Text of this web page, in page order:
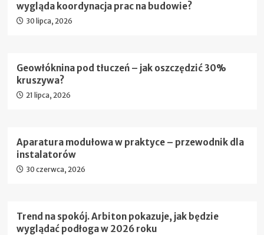
wygląda koordynacja prac na budowie?
30 lipca, 2026
Geowłóknina pod tłuczeń – jak oszczędzić 30%
kruszywa?
21 lipca, 2026
Aparatura modułowa w praktyce – przewodnik dla
instalatorów
30 czerwca, 2026
Trend na spokój. Arbiton pokazuje, jak będzie
wyglądać podłoga w 2026 roku